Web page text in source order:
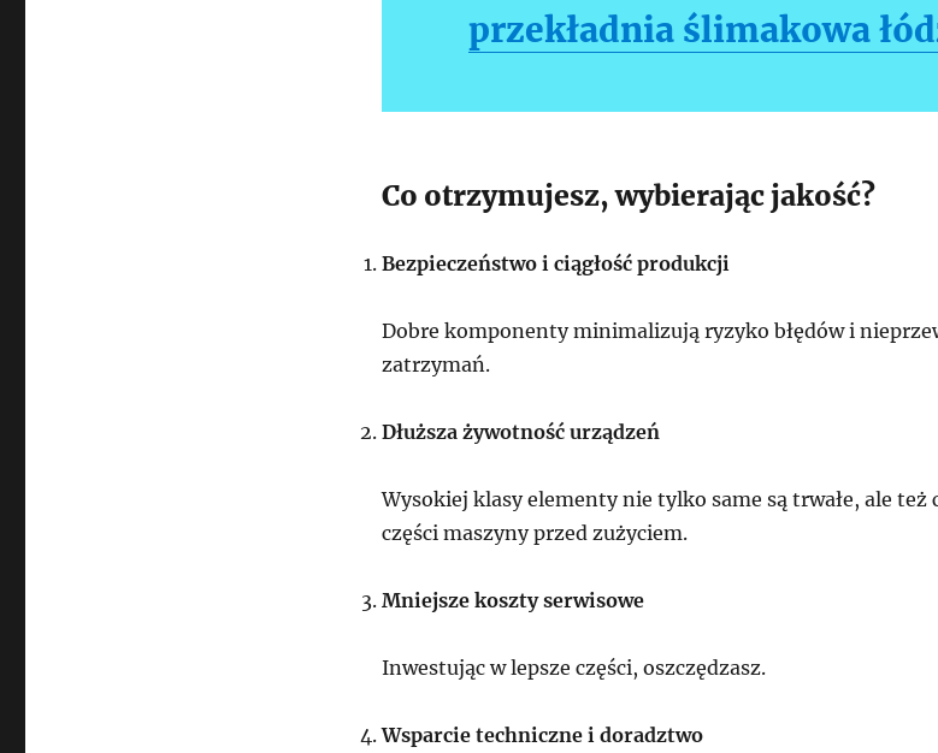
przekładnia ślimakowa
Co otrzymujesz, wybierając jakość?
Bezpieczeństwo i ciągłość produkcji
Dobre komponenty minimalizują ryzyko błędów i
zatrzymań.
Dłuższa żywotność urządzeń
Wysokiej klasy elementy nie tylko same są trwałe, ale też
części maszyny przed zużyciem.
Mniejsze koszty serwisowe
Inwestując w lepsze części, oszczędzasz.
Wsparcie techniczne i doradztwo